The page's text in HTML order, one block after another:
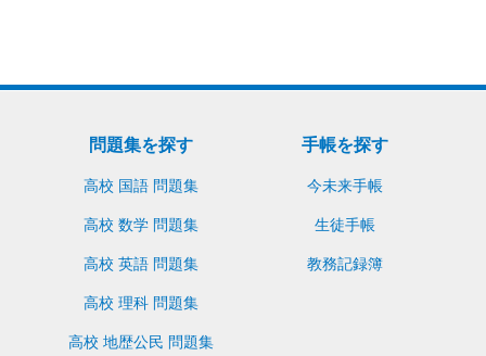
問題集を探す
高校 国語 問題集
高校 数学 問題集
高校 英語 問題集
高校 理科 問題集
高校 地歴公民 問題集
手帳を探す
今未来手帳
生徒手帳
教務記録簿